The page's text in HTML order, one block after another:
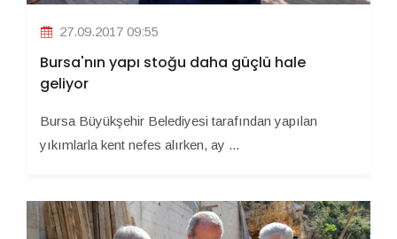
27.09.2017 09:55
Bursa'nın yapı stoğu daha güçlü hale
geliyor
Bursa Büyükşehir Belediyesi tarafından yapılan
yıkımlarla kent nefes alırken, ay ...